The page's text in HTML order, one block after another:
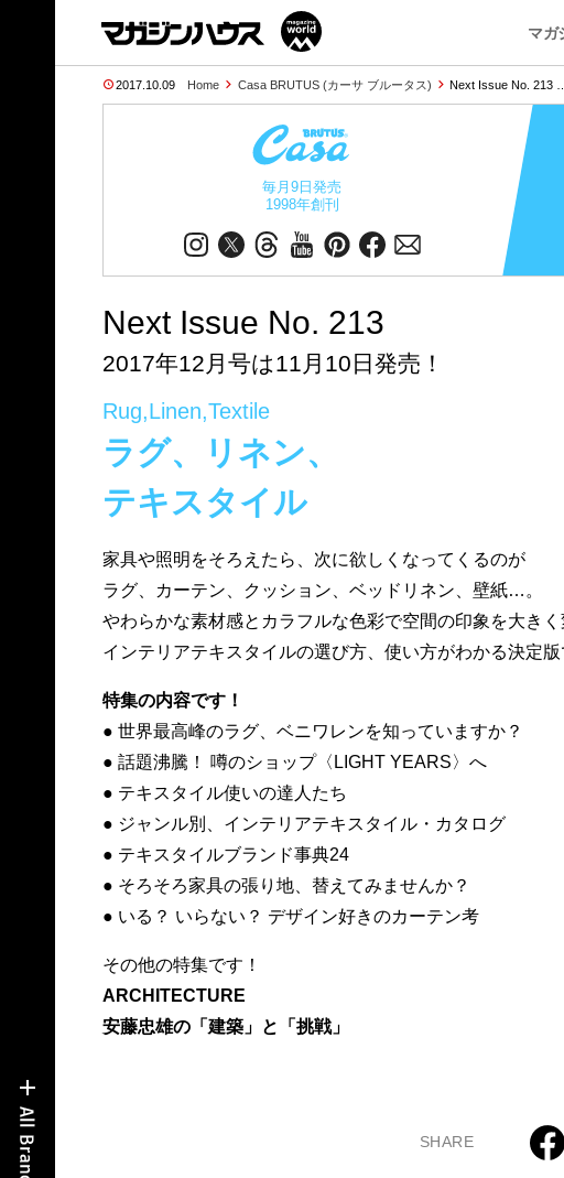
マガ
2017.10.09 Home Casa BRUTUS (カーサ ブルータス) Next Issue No. 213 …
毎月9日発売
1998年創刊
Next Issue No. 213
2017年12月号は11月10日発売！
Rug,Linen,Textile
ラグ、リネン、
テキスタイル
家具や照明をそろえたら、次に欲しくなってくるのが
ラグ、カーテン、クッション、ベッドリネン、壁紙…。
やわらかな素材感とカラフルな色彩で空間の印象を大きく
インテリアテキスタイルの選び方、使い方がわかる決定版
特集の内容です！
● 世界最高峰のラグ、ベニワレンを知っていますか？
● 話題沸騰！ 噂のショップ〈LIGHT YEARS〉へ
● テキスタイル使いの達人たち
● ジャンル別、インテリアテキスタイル・カタログ
● テキスタイルブランド事典24
● そろそろ家具の張り地、替えてみませんか？
● いる？ いらない？ デザイン好きのカーテン考
その他の特集です！
ARCHITECTURE
安藤忠雄の「建築」と「挑戦」
SHARE